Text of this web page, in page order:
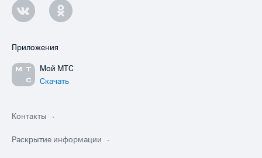
Приложения
Мой МТС
Скачать
Контакты
Раскрытие информации